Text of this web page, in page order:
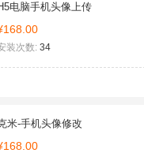
电脑手机头像上传
装次数: 34
米-手机头像修改